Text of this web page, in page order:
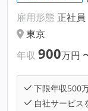
雇用形態 正社員
東京
年収 900万円
下限年収500
自社サービス